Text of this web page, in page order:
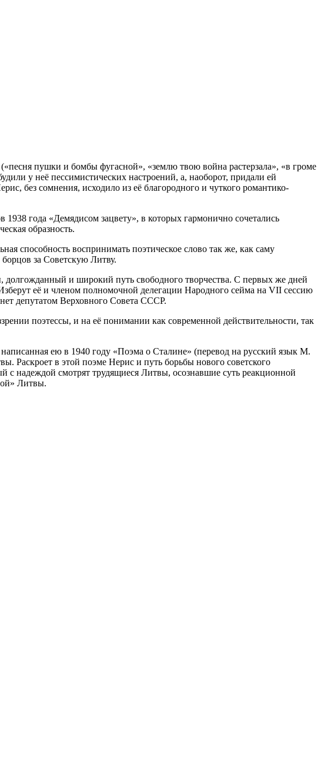
пушки и бомбы фугасной», «землю твою война растерзала», «в громе
у неё пессимистических настроений, а, наоборот, придали ей
без сомнения, исходило из её благородного и чуткого романтико-
года «Демядисом зацвету», в которых гармонично сочетались
образность.
способность воспринимать поэтическое слово так же, как саму
за Советскую Литву.
долгожданный и широкий путь свободного творчества. С первых же дней
её и членом полномочной делегации Народного сейма на VII сессию
депутатом Верховного Совета СССР.
поэтессы, и на её понимании как современной действительности, так
ею в 1940 году «Поэма о Сталине» (перевод на русский язык М.
Раскроет в этой поэме Нерис и путь борьбы нового советского
с надеждой смотрят трудящиеся Литвы, осознавшие суть реакционной
Литвы.